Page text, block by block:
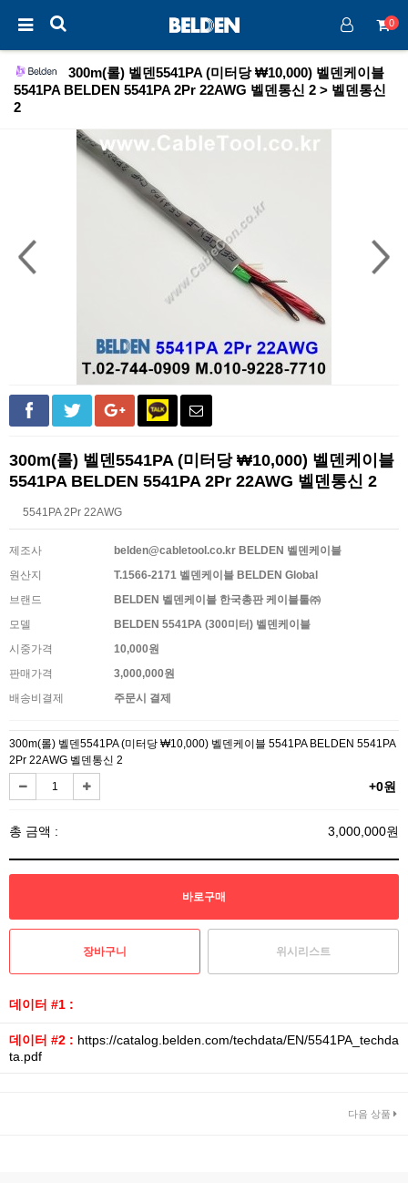
0
300m(롤) 벨덴5541PA (미터당 ₩10,000) 벨덴케이블
5541PA BELDEN 5541PA 2Pr 22AWG 벨덴통신 2 > 벨덴통신
2
300m(롤) 벨덴5541PA (미터당 ₩10,000) 벨덴케이블
5541PA BELDEN 5541PA 2Pr 22AWG 벨덴통신 2
5541PA 2Pr 22AWG
제조사
belden@cabletool.co.kr BELDEN 벨덴케이블
원산지
T.1566-2171 벨덴케이블 BELDEN Global
브랜드
BELDEN 벨덴케이블 한국총판 케이블툴㈜
모델
BELDEN 5541PA (300미터) 벨덴케이블
시중가격
10,000원
판매가격
3,000,000원
배송비결제
주문시 결제
300m(롤) 벨덴5541PA (미터당 ₩10,000) 벨덴케이블 5541PA BELDEN 5541PA
2Pr 22AWG 벨덴통신 2
+0원
총 금액 : 3,000,000원
위시리스트
데이터 #1 :
데이터 #2 : https://catalog.belden.com/techdata/EN/5541PA_techda
ta.pdf
다음 상품